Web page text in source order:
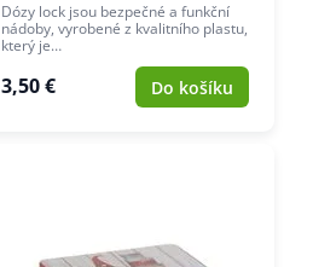
Dózy lock jsou bezpečné a funkční
nádoby, vyrobené z kvalitního plastu,
který je…
3,50 € Do košíku